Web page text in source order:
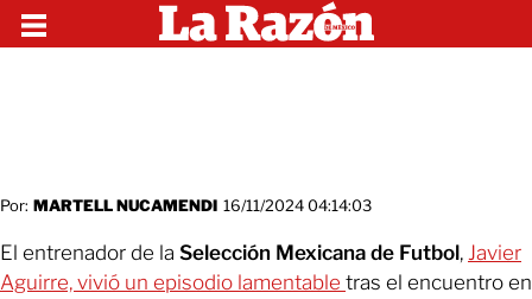
Por: MARTELL NUCAMENDI 16/11/2024 04:14:03
El entrenador de la Selección Mexicana de Futbol, Javier
Aguirre, vivió un episodio lamentable tras el encuentro en